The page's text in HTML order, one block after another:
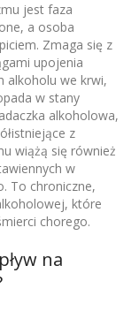
jest faza
a osoba
Zmaga się z
upojenia
alkoholu we krwi,
w stany
alkoholowa,
z
wiążą się również
w
To chroniczne,
które
chorego.
na